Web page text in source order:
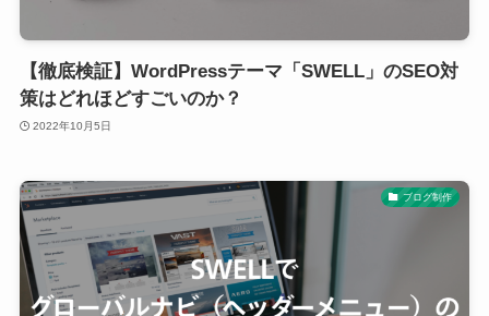
【徹底検証】WordPressテーマ「SWELL」のSEO対
策はどれほどすごいのか？
2022年10月5日
ブログ制作